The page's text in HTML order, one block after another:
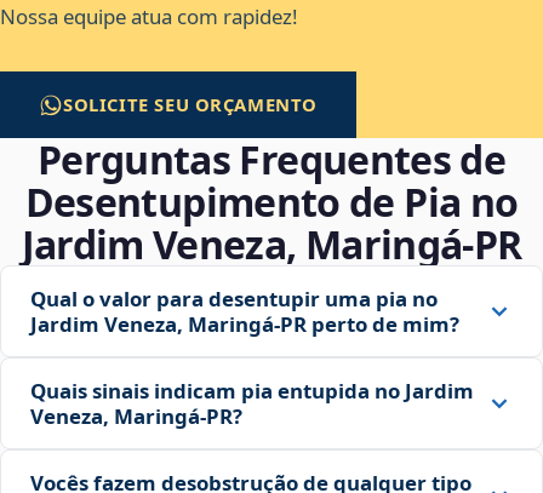
Nossa equipe atua com rapidez!
SOLICITE SEU ORÇAMENTO
Perguntas Frequentes de
Desentupimento de Pia no
Jardim Veneza, Maringá‑PR
Qual o valor para desentupir uma pia no
Jardim Veneza, Maringá‑PR perto de mim?
Quais sinais indicam pia entupida no Jardim
Veneza, Maringá‑PR?
Vocês fazem desobstrução de qualquer tipo